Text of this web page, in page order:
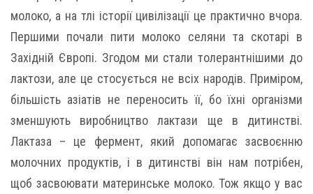
молоко, а на тлі історії цивілізації це практично вчора.
Першими почали пити молоко селяни та скотарі в
Західній Європі. Згодом ми стали толерантнішими до
лактози, але це стосується не всіх народів. Приміром,
більшість азіатів не переносить її, бо їхні організми
зменшують виробництво лактази ще в дитинстві.
Лактаза – це фермент, який допомагає засвоєнню
молочних продуктів, і в дитинстві він нам потрібен,
щоб засвоювати материнське молоко. Тож якщо у вас